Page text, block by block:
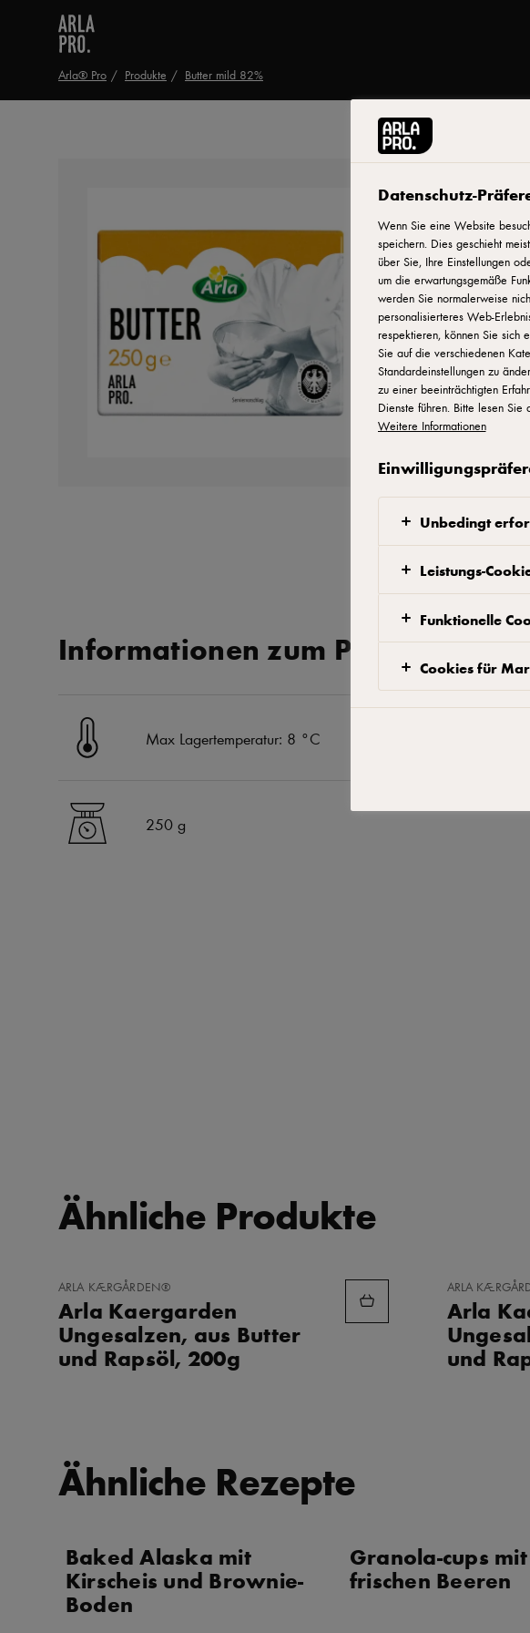
Arla® Pro Produkte Butter mild 82%
ID: 608831
Unsere
Kochen und ist
WO
Kontaktieren
Informationen zum Produkt
Max Lagertemperatur: 8 °C
250 g
Ähnliche Produkte
ZU
HINZUFÜGEN
ARLA KÆRGÅRDEN®
Arla Kaergarden
Ungesalzen, aus Butter
und Rapsöl, 200g
ZU
HINZUFÜGEN
ARLA
Arla
und
Ähnliche Rezepte
Baked Alaska mit
Kirscheis und Brownie-
Boden
Granola-cups mit
frischen Beeren
Datenschutz-
Wenn Sie eine Website
speichern. Dies geschieht
über Sie, Ihre Einstellungen
um die erwartungsgemäße
werden Sie normalerweise
personalisierteres Web-
respektieren, können Sie sich
Sie auf die verschiedenen
Standardeinstellungen zu
zu einer beeinträchtigten
Dienste führen. Bitte lesen Sie
Weitere Informationen
Unbedingt
Leistungs-
Funktionelle
Cookies für